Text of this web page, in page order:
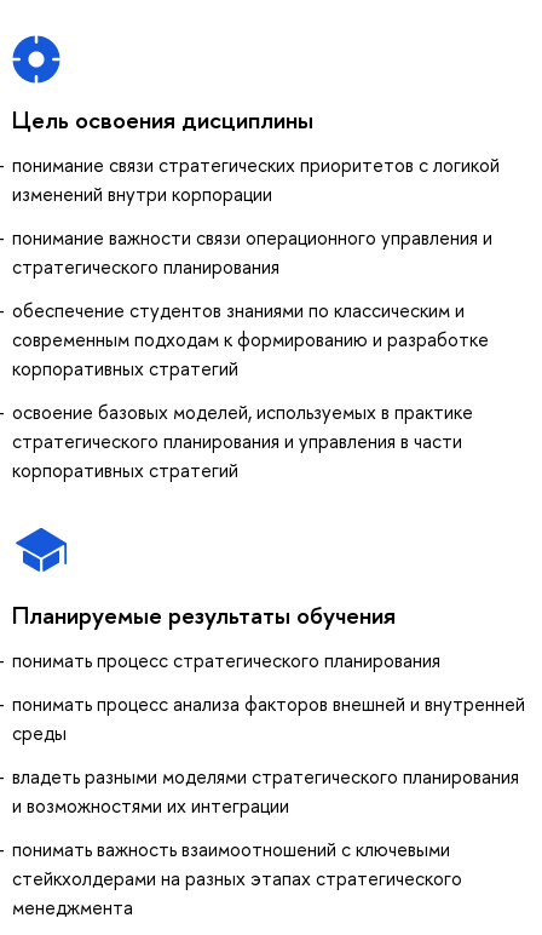
Цель освоения дисциплины
понимание связи стратегических приоритетов с логикой
изменений внутри корпорации
понимание важности связи операционного управления и
стратегического планирования
обеспечение студентов знаниями по классическим и
современным подходам к формированию и разработке
корпоративных стратегий
освоение базовых моделей, используемых в практике
стратегического планирования и управления в части
корпоративных стратегий
Планируемые результаты обучения
понимать процесс стратегического планирования
понимать процесс анализа факторов внешней и внутренней
среды
владеть разными моделями стратегического планирования
и возможностями их интеграции
понимать важность взаимоотношений с ключевыми
стейкхолдерами на разных этапах стратегического
менеджмента